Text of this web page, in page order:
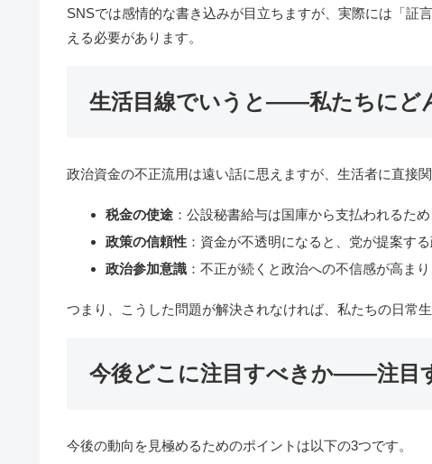
SNSでは感情的な書き込みが目立ちますが、実際には「証
える必要があります。
生活目線でいうと――私たちにど
政治資金の不正流用は遠い話に思えますが、生活者に直接関
税金の使途 ：公設秘書給与は国庫から支払われるた
政策の信頼性 ：資金が不透明になると、党が提案す
政治参加意識 ：不正が続くと政治への不信感が高ま
つまり、こうした問題が解決されなければ、私たちの日常
今後どこに注目すべきか――注目
今後の動向を見極めるためのポイントは以下の3つです。